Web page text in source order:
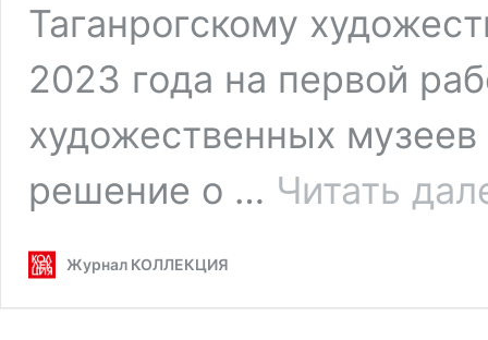
Таганрогскому
2023 года на первой
худо­жествен­ных
решение о … Читать
Журнал КОЛЛЕКЦИЯ